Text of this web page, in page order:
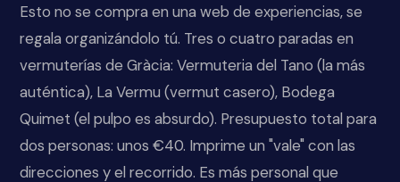
Esto no se compra en una web de experiencias, se
regala organizándolo tú. Tres o cuatro paradas en
vermuterías de Gràcia: Vermuteria del Tano (la más
auténtica), La Vermu (vermut casero), Bodega
Quimet (el pulpo es absurdo). Presupuesto total para
dos personas: unos €40. Imprime un "vale" con las
direcciones y el recorrido. Es más personal que